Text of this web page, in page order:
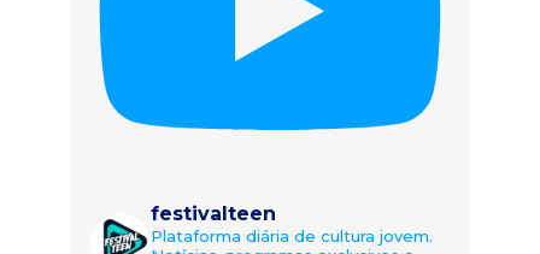
festivalteen
Plataforma diária de cultura jovem.